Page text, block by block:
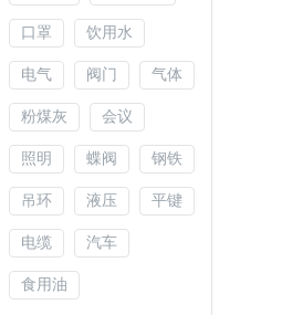
口罩 饮用水
电气 阀门 气体
粉煤灰 会议
照明 蝶阀 钢铁
吊环 液压 平键
电缆 汽车
食用油